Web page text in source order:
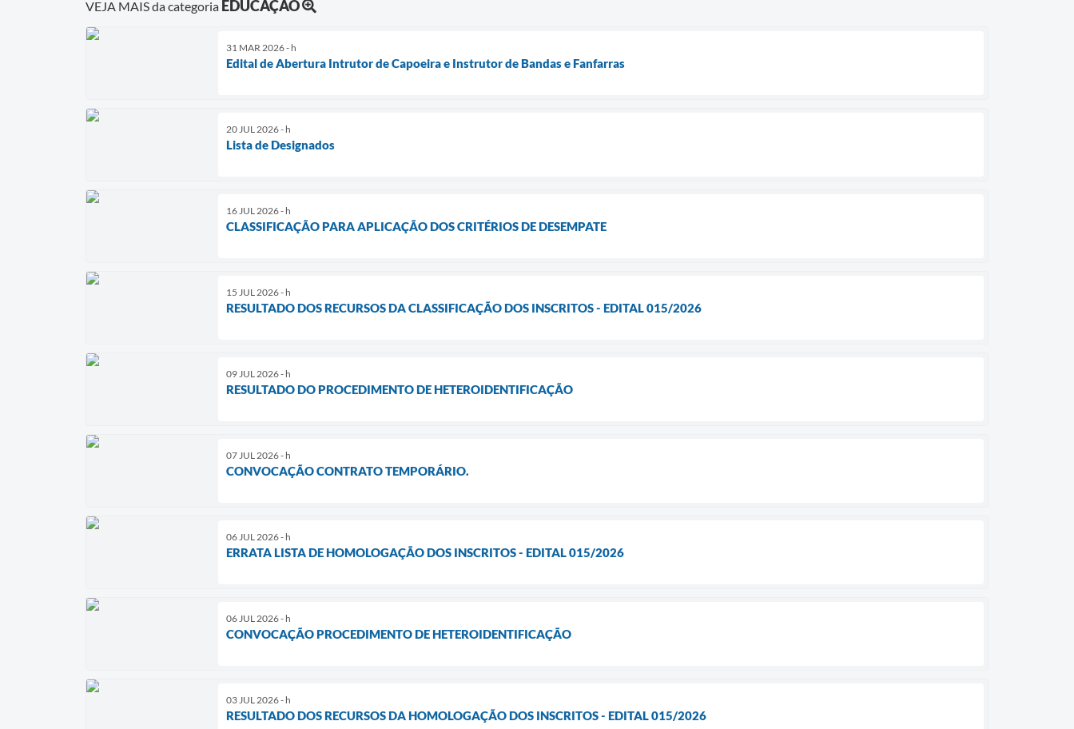
VEJA MAIS da categoria EDUCAÇÃO
31 MAR 2026 - h
Edital de Abertura Intrutor de Capoeira e Instrutor de Bandas e Fanfarras
20 JUL 2026 - h
Lista de Designados
16 JUL 2026 - h
CLASSIFICAÇÃO PARA APLICAÇÃO DOS CRITÉRIOS DE DESEMPATE
15 JUL 2026 - h
RESULTADO DOS RECURSOS DA CLASSIFICAÇÃO DOS INSCRITOS - EDITAL 015/2026
09 JUL 2026 - h
RESULTADO DO PROCEDIMENTO DE HETEROIDENTIFICAÇÃO
07 JUL 2026 - h
CONVOCAÇÃO CONTRATO TEMPORÁRIO.
06 JUL 2026 - h
ERRATA LISTA DE HOMOLOGAÇÃO DOS INSCRITOS - EDITAL 015/2026
06 JUL 2026 - h
CONVOCAÇÃO PROCEDIMENTO DE HETEROIDENTIFICAÇÃO
03 JUL 2026 - h
RESULTADO DOS RECURSOS DA HOMOLOGAÇÃO DOS INSCRITOS - EDITAL 015/2026